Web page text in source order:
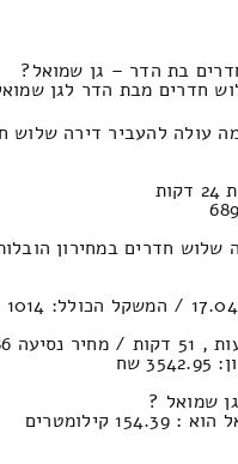
בת הדר – גן שמואל?
מבת הדר לגן שמואל 4400 – 3400
עולה להעביר דירה
שח
שמואל ?